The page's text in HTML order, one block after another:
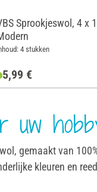
Sprookjeswol, 4 x
4 stukken
5,99 €
uw
gemaakt van
kleuren en